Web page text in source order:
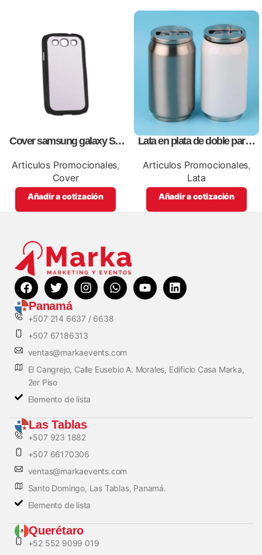
Cover samsung galaxy S3,
full color
Articulos Promocionales,
Cover
Añadir a cotización
Lata en plata de doble pared
impresión full color
Articulos Promocionales,
Lata
Añadir a cotización
Panamá
+507 214 6637 / 6638
+507 67186313
ventas@markaevents.com
El Cangrejo, Calle Eusebio A. Morales, Edificio Casa Marka,
2er Piso
Elemento de lista
Las Tablas
+507 923 1882
+507 66170306
ventas@markaevents.com
Santo Domingo, Las Tablas, Panamá.
Elemento de lista
Querétaro
+52 552 9099 019